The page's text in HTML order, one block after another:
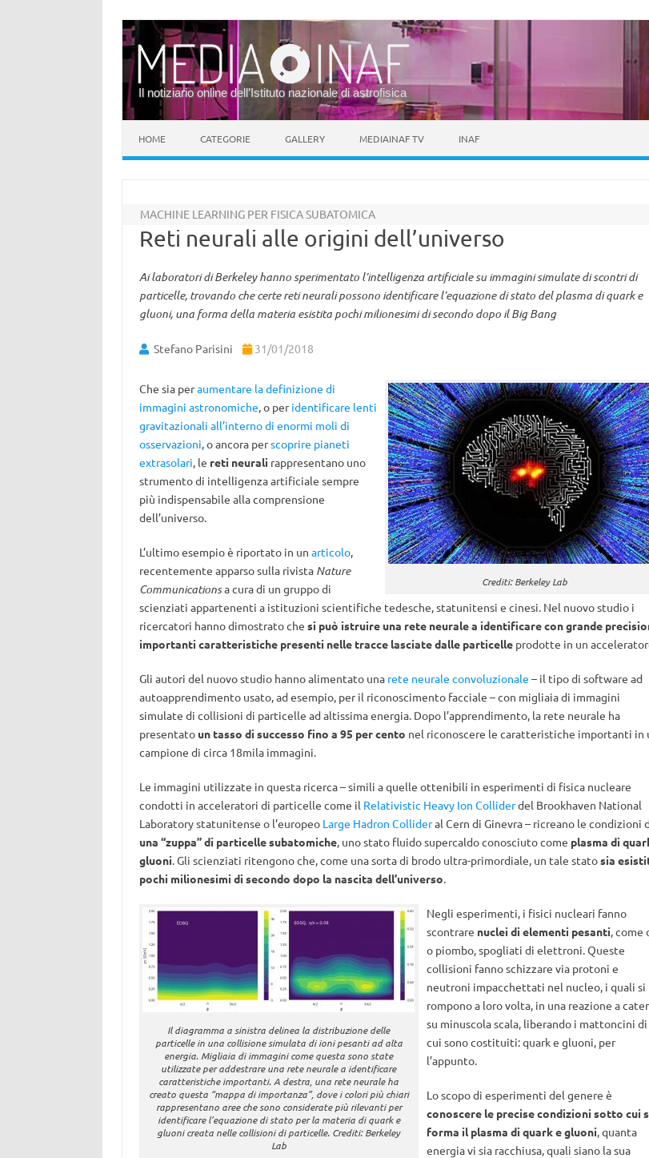
Il notiziario online dell’Istituto nazionale di astrofisica
HOME CATEGORIE GALLERY MEDIAINAF TV INAF
MACHINE LEARNING PER FISICA SUBATOMICA
Reti neurali alle origini dell’universo
Ai laboratori di Berkeley hanno sperimentato l’intelligenza artificiale su immagini simulate di scontri di
particelle, trovando che certe reti neurali possono identificare l’equazione di stato del plasma di quark e
gluoni, una forma della materia esistita pochi milionesimi di secondo dopo il Big Bang
Stefano Parisini 31/01/2018
Crediti: Berkeley Lab
Che sia peraumentare la definizione di
immagini astronomiche, o peridentificare lenti
gravitazionali all’interno di enormi moli di
osservazioni, o ancora perscoprire pianeti
extrasolari, le reti neurali rappresentano uno
strumento di intelligenza artificiale sempre
più indispensabile alla comprensione
dell’universo.
L’ultimo esempio è riportato in un articolo,
recentemente apparso sulla rivista Nature
Communicationsa cura di un gruppo di
scienziati appartenenti a istituzioni scientifiche tedesche, statunitensi e cinesi. Nel nuovo studio i
ricercatori hanno dimostrato che si può istruire una rete neurale a identificare con grande
importanti caratteristiche presenti nelle tracce lasciate dalle particelle prodotte in un
Gli autori del nuovo studio hanno alimentato una rete neurale convoluzionale – il tipo di software ad
autoapprendimento usato, ad esempio, per il riconoscimento facciale – con migliaia di immagini
simulate di collisioni di particelle ad altissima energia. Dopo l’apprendimento, la rete neurale ha
presentato un tasso di successo fino a 95 per cento nel riconoscere le caratteristiche importanti in
campione di circa 18mila immagini.
Le immagini utilizzate in questa ricerca – simili a quelle ottenibili in esperimenti di fisica nucleare
condotti in acceleratori di particelle come il Relativistic Heavy Ion Colliderdel Brookhaven National
Laboratory statunitense o l’europeo Large Hadron Collideral Cern di Ginevra – ricreano le condizioni
una “zuppa” di particelle subatomiche, uno stato fluido supercaldo conosciuto come plasma di
gluoni. Gli scienziati ritengono che, come una sorta di brodo ultra-primordiale, un tale statosia
pochi milionesimi di secondo dopo la nascita dell’universo.
Il diagramma a sinistra delinea la distribuzione delle
particelle in una collisione simulata di ioni pesanti ad alta
energia. Migliaia di immagini come questa sono state
utilizzate per addestrare una rete neurale a identificare
caratteristiche importanti. A destra, una rete neurale ha
creato questa “mappa di importanza”, dove i colori più chiari
rappresentano aree che sono considerate più rilevanti per
identificare l’equazione di stato per la materia di quark e
gluoni creata nelle collisioni di particelle. Crediti: Berkeley
Lab
Negli esperimenti, i fisici nucleari fanno
scontrare nuclei di elementi pesanti, come
o piombo, spogliati di elettroni. Queste
collisioni fanno schizzare via protoni e
neutroni impacchettati nel nucleo, i quali si
rompono a loro volta, in una reazione a
su minuscola scala, liberando i mattoncini di
cui sono costituiti: quark e gluoni, per
l’appunto.
Lo scopo di esperimenti del genere è
conoscere le precise condizioni sotto cui
forma il plasma di quark e gluoni, quanta
energia vi sia racchiusa, quali siano la sua